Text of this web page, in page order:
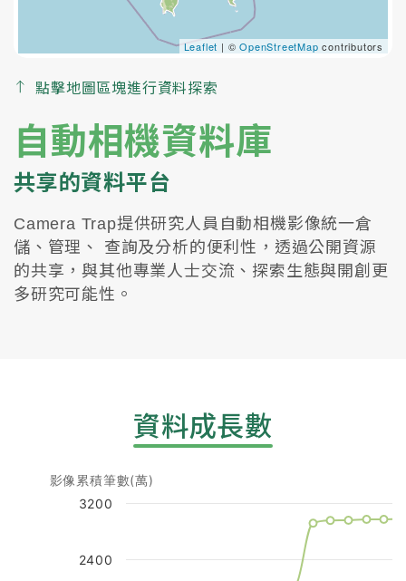
Leaflet | ©OpenStreetMap contributors
自動相機資料庫
共享的資料平台
Camera Trap提供研究人員自動相機影像統一倉
儲、管理、 查詢及分析的便利性，透過公開資源
的共享，與其他專業人士交流、探索生態與開創更
多研究可能性。
點擊地圖區塊進行資料探索
資料成長數
Combination chart with 2 data series.
View as data table, Chart
The chart has 1 X axis displaying categories.
The chart has 2 Y axes displaying 相機位置數, and 影
影像累積筆數(萬)
2400
3200